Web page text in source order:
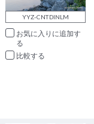
YYZ-CNTDINLM
お気に入りに追加
比較